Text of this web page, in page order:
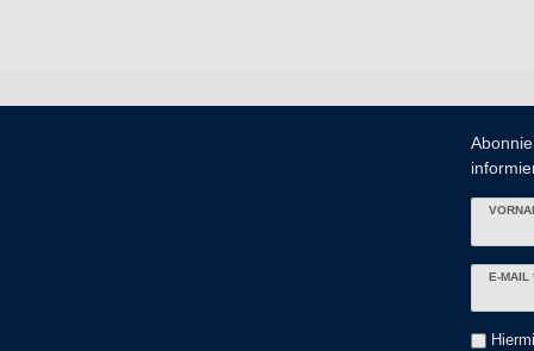
E-MAIL